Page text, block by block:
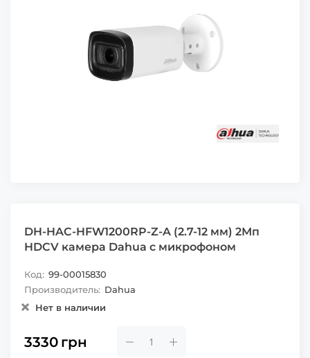
DH-HAC-HFW1200RP-Z-A (2.7-12 мм) 2Мп
HDCV камера Dahua с микрофоном
Код: 99-00015830
Производитель: Dahua
Нет в наличии
3330 грн